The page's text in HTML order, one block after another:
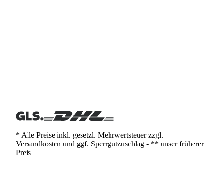
* Alle Preise inkl. gesetzl. Mehrwertsteuer zzgl.
Versandkosten und ggf. Sperrgutzuschlag - ** unser früherer
Preis